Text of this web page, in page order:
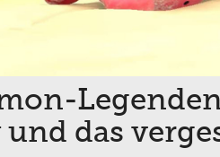
und das